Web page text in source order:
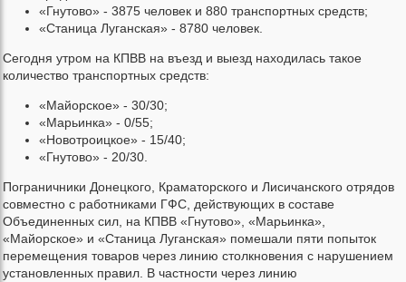
«Гнутово» - 3875 человек и 880 транспортных средств;
«Станица Луганская» - 8780 человек.
Сегодня утром на КПВВ на въезд и выезд находилась такое
количество транспортных средств:
«Майорское» - 30/30;
«Марьинка» - 0/55;
«Новотроицкое» - 15/40;
«Гнутово» - 20/30.
Пограничники Донецкого, Краматорского и Лисичанского отрядов
совместно с работниками ГФС, действующих в составе
Объединенных сил, на КПВВ «Гнутово», «Марьинка»,
«Майорское» и «Станица Луганская» помешали пяти попыток
перемещения товаров через линию столкновения с нарушением
установленных правил. В частности через линию